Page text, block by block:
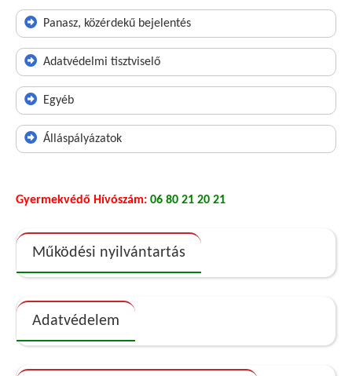
Panasz, közérdekű bejelentés
Adatvédelmi tisztviselő
Egyéb
Álláspályázatok
Gyermekvédő Hívószám: 06 80 21 20 21
Működési nyilvántartás
Adatvédelem